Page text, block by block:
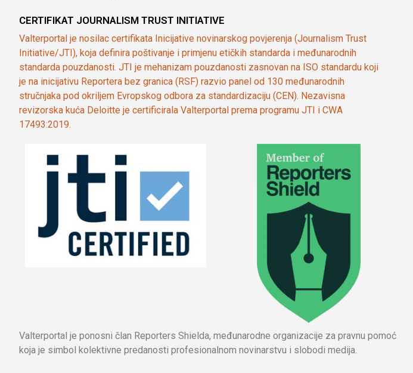
CERTIFIKAT JOURNALISM TRUST INITIATIVE
Valterportal je nosilac certifikata Inicijative novinarskog povjerenja (Journalism Trust
Initiative/JTI), koja definira poštivanje i primjenu etičkih standarda i međunarodnih
standarda pouzdanosti. JTI je mehanizam pouzdanosti zasnovan na ISO standardu koji
je na inicijativu Reportera bez granica (RSF) razvio panel od 130 međunarodnih
stručnjaka pod okriljem Evropskog odbora za standardizaciju (CEN). Nezavisna
revizorska kuća Deloitte je certificirala Valterportal prema programu JTI i CWA
17493:2019.
Valterportal je ponosni član Reporters Shielda, međunarodne organizacije za pravnu pomoć
koja je simbol kolektivne predanosti profesionalnom novinarstvu i slobodi medija.